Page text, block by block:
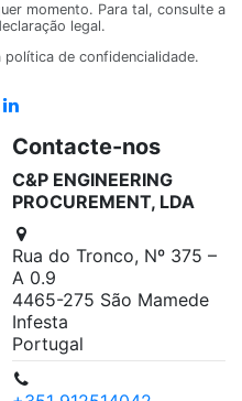
momento. Para tal, consulte a
legal.
de confidencialidade.
Contacte-nos
C&P ENGINEERING
PROCUREMENT, LDA
Rua do Tronco, Nº 375 –
A 0.9
4465-275 São Mamede
Infesta
Portugal